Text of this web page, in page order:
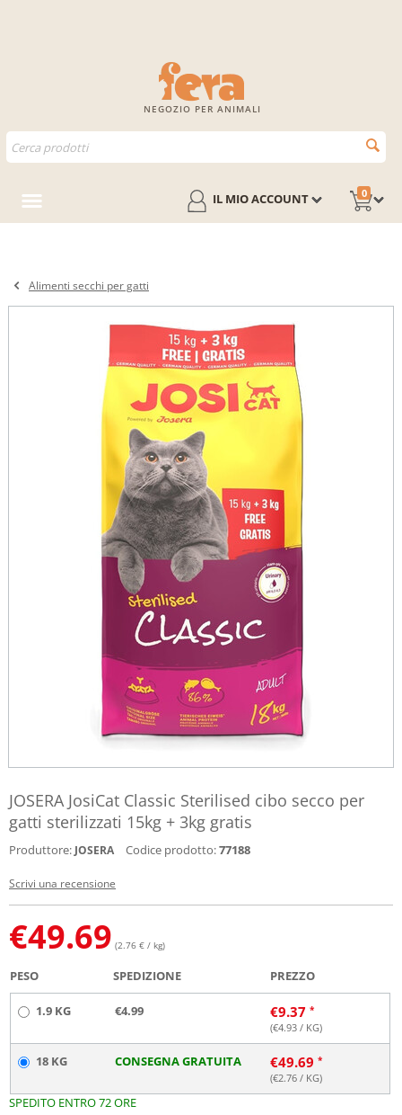
NEGOZIO PER ANIMALI
0
IL MIO ACCOUNT
Alimenti secchi per gatti
JOSERA JosiCat Classic Sterilised cibo secco per
gatti sterilizzati 15kg + 3kg gratis
Produttore: JOSERA Codice prodotto:77188
Scrivi una recensione
€49.69 (2.76 € / kg)
PESO SPEDIZIONE PREZZO
1.9 KG €4.99 €9.37
(€4.93 / KG)
18 KG CONSEGNA GRATUITA €49.69
(€2.76 / KG)
SPEDITO ENTRO 72 ORE